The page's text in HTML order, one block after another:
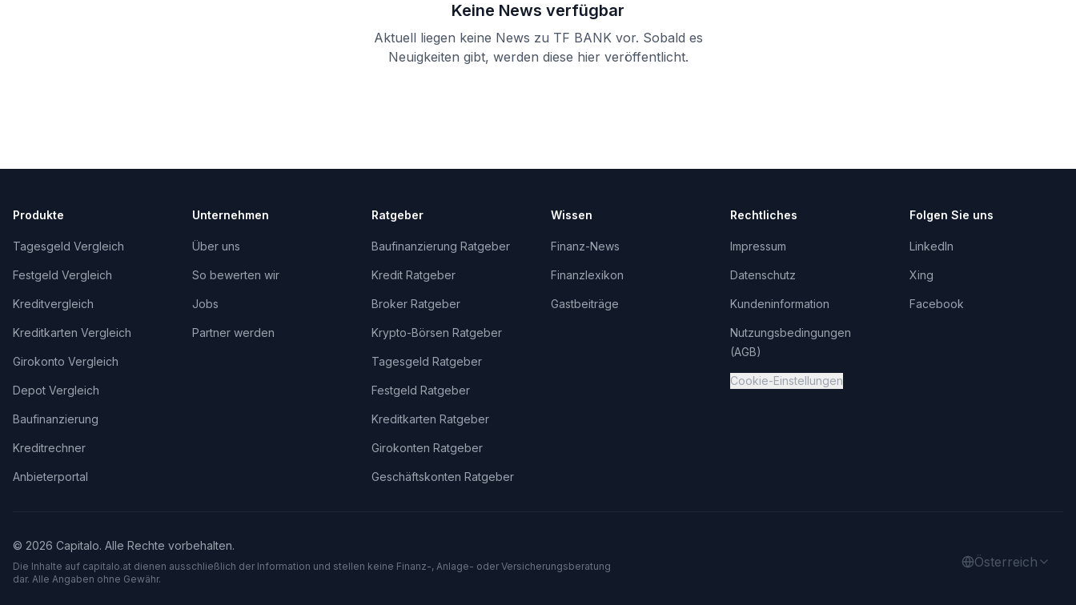
Keine News verfügbar
Aktuell liegen keine News zu TF BANKvor. Sobald es
Neuigkeiten gibt, werden diese hier veröffentlicht.
Produkte
Tagesgeld Vergleich
Festgeld Vergleich
Kreditvergleich
Kreditkarten Vergleich
Girokonto Vergleich
Depot Vergleich
Baufinanzierung
Kreditrechner
Anbieterportal
Unternehmen
Über uns
So bewerten wir
Jobs
Partner werden
Ratgeber
Baufinanzierung Ratgeber
Kredit Ratgeber
Broker Ratgeber
Krypto-Börsen Ratgeber
Tagesgeld Ratgeber
Festgeld Ratgeber
Kreditkarten Ratgeber
Girokonten Ratgeber
Geschäftskonten Ratgeber
Wissen
Finanz-News
Finanzlexikon
Gastbeiträge
Rechtliches
Impressum
Datenschutz
Kundeninformation
Nutzungsbedingungen
(AGB)
Cookie-Einstellungen
Folgen Sie uns
LinkedIn
Xing
Facebook
© 2026 Capitalo. Alle Rechte vorbehalten.
Die Inhalte auf capitalo.at dienen ausschließlich der Information und stellen keine Finanz-, Anlage- oder Versicherungsberatung
dar. Alle Angaben ohne Gewähr.
Österreich